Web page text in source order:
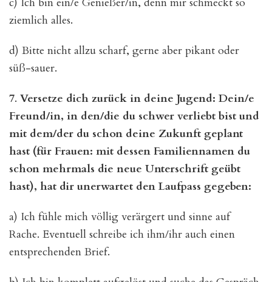
ziemlich alles.
d) Bitte nicht allzu scharf, gerne aber pikant oder
süß-sauer.
7. Versetze dich zurück in deine Jugend: Dein/e
Freund/in, in den/die du schwer verliebt bist und
mit dem/der du schon deine Zukunft geplant
hast (für Frauen: mit dessen Familiennamen du
schon mehrmals die neue Unterschrift geübt
hast), hat dir unerwartet den Laufpass gegeben:
a) Ich fühle mich völlig verärgert und sinne auf
Rache. Eventuell schreibe ich ihm/ihr auch einen
entsprechenden Brief.